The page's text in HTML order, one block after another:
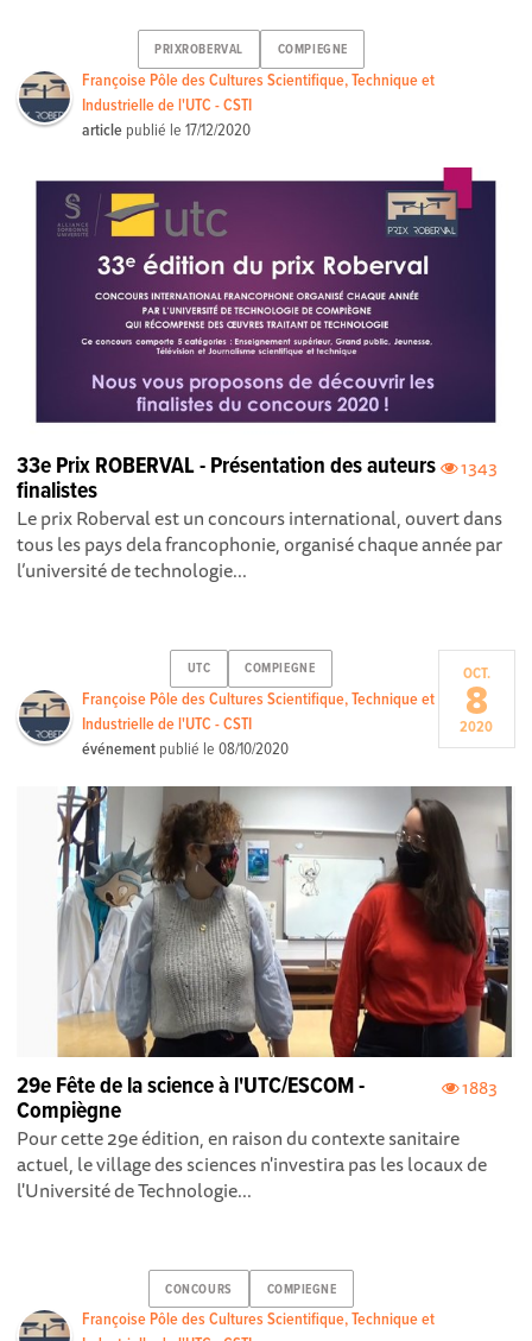
PRIXROBERVAL COMPIEGNE
Françoise Pôle des Cultures Scientifique, Technique et
Industrielle de l'UTC - CSTI
article publié le17/12/2020
1343
33e Prix ROBERVAL - Présentation des auteurs
finalistes
Le prix Roberval est un concours international, ouvert dans
tous les pays dela francophonie, organisé chaque année par
l’université de technologie...
UTC COMPIEGNE
Françoise Pôle des Cultures Scientifique, Technique et
Industrielle de l'UTC - CSTI
événement publié le08/10/2020
OCT.
8
2020
1883
29e Fête de la science à l'UTC/ESCOM -
Compiègne
Pour cette 29e édition, en raison du contexte sanitaire
actuel, le village des sciences n'investira pas les locaux de
l'Université de Technologie...
CONCOURS COMPIEGNE
Françoise Pôle des Cultures Scientifique, Technique et